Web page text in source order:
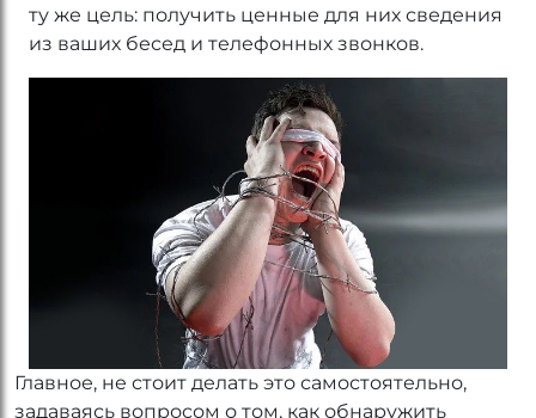
ту же цель: получить ценные для них сведения
из ваших бесед и телефонных звонков.
Главное, не стоит делать это самостоятельно,
задаваясь вопросом о том, как обнаружить